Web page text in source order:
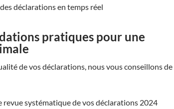
déclarations en temps réel
pratiques pour une
de vos déclarations, nous vous conseillons de
revue systématique de vos déclarations 2024